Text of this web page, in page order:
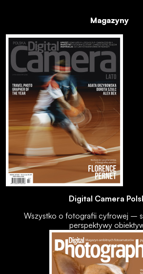
Magazyny
Digital Camera
Wszystko o fotografii cyfrowej –
perspektywy